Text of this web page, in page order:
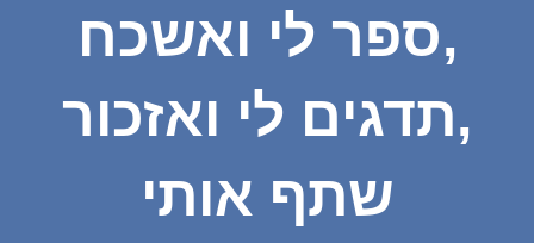
ספר לי ואשכח,
תדגים לי ואזכור,
שתף אותי